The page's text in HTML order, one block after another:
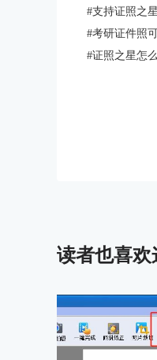
#支持证照之
#考研证件照
#证照之星怎
读者也喜欢